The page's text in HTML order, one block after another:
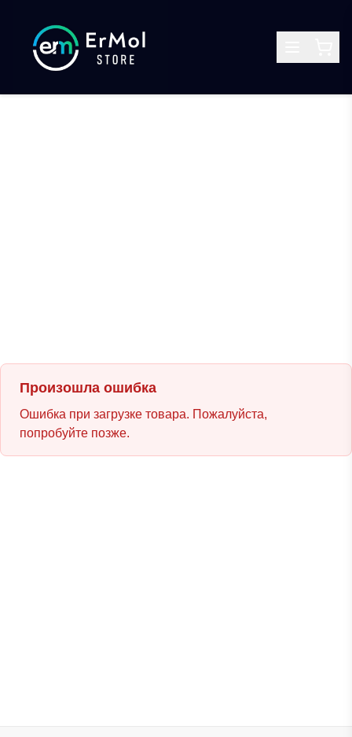
Произошла ошибка
Ошибка при загрузке товара. Пожалуйста,
попробуйте позже.